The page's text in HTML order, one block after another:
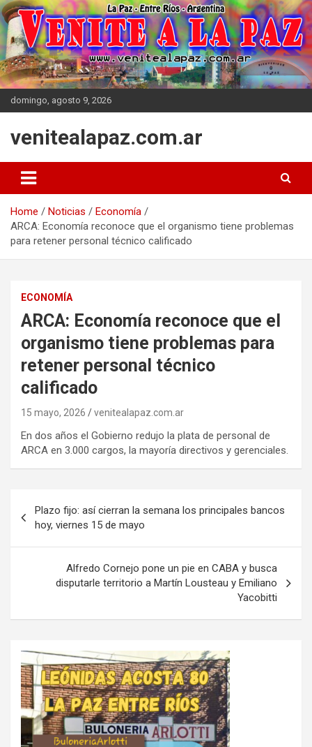
Skip
to
content
domingo, agosto 9, 2026
venitealapaz.com.ar
Home Noticias
Economía
ARCA: Economía reconoce que el organismo tiene problemas
para retener personal técnico calificado
ECONOMÍA
ARCA: Economía reconoce que el
organismo tiene problemas para
retener personal técnico
calificado
15 mayo, 2026 venitealapaz.com.ar
En dos años el Gobierno redujo la plata de personal de
ARCA en 3.000 cargos, la mayoría directivos y gerenciales.
de
entradas
Plazo fijo: así cierran la semana los principales bancos
hoy, viernes 15 de mayo
Alfredo Cornejo pone un pie en CABA y busca
disputarle territorio a Martín Lousteau y Emiliano
Yacobitti